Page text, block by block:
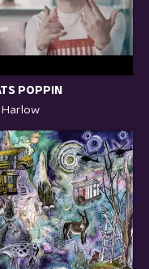
POPPIN
Harlow